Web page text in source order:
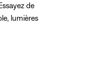
de
lumières